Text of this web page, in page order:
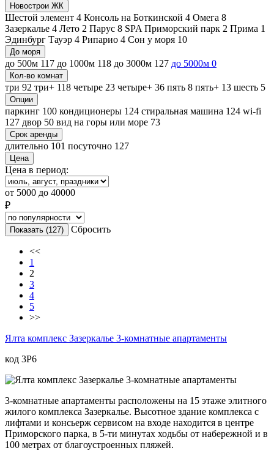
Новострои ЖК
Шестой элемент 4 Консоль на Боткинской 4 Омега 8
Зазеркалье 4 Лето 2 Парус 8 SPA Приморский парк 2 Прима 1
Эдинбург Тауэр 4 Рипарио 4 Сон у моря 10
До моря
до 500м 117 до 1000м 118 до 3000м 127 до 5000м 0
Кол-во комнат
три 92 три+ 118 четыре 23 четыре+ 36 пять 8 пять+ 13 шесть 5
Опции
паркинг 100 кондиционеры 124 стиральная машина 124 wi-fi
127 двор 50 вид на горы или море 73
Срок аренды
длительно 101 посуточно 127
Цена
Цена в период:
от 5000 до 40000
₽
Показать (127) Сбросить
<<
1
2
3
4
5
>>
Ялта комплекс Зазеркалье 3-комнатные апартаменты
код 3P6
3-комнатные апартаменты расположены на 15 этаже элитного
жилого комплекса Зазеркалье. Высотное здание комплекса с
лифтами и консьерж сервисом на входе находится в центре
Приморского парка, в 5-ти минутах ходьбы от набережной и в
100 метрах от благоустроенных пляжей.